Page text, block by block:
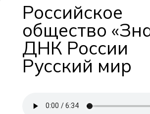
Российское
общество
ДНК России
Русский мир